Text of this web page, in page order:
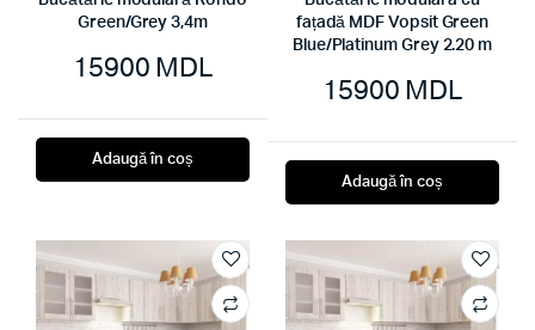
Green/Grey 3,4m
15900 MDL
Adaugă în coș
fațadă MDF Vopsit Green
Blue/Platinum Grey 2.20 m
15900 MDL
Adaugă în coș